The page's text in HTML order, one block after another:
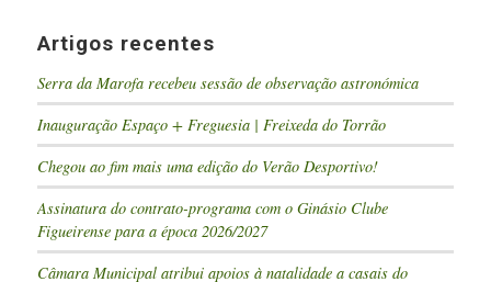
Artigos recentes
Serra da Marofa recebeu sessão de observação astronómica
Inauguração Espaço + Freguesia | Freixeda do Torrão
Chegou ao fim mais uma edição do Verão Desportivo!
Assinatura do contrato-programa com o Ginásio Clube
Figueirense para a época 2026/2027
Câmara Municipal atribui apoios à natalidade a casais do